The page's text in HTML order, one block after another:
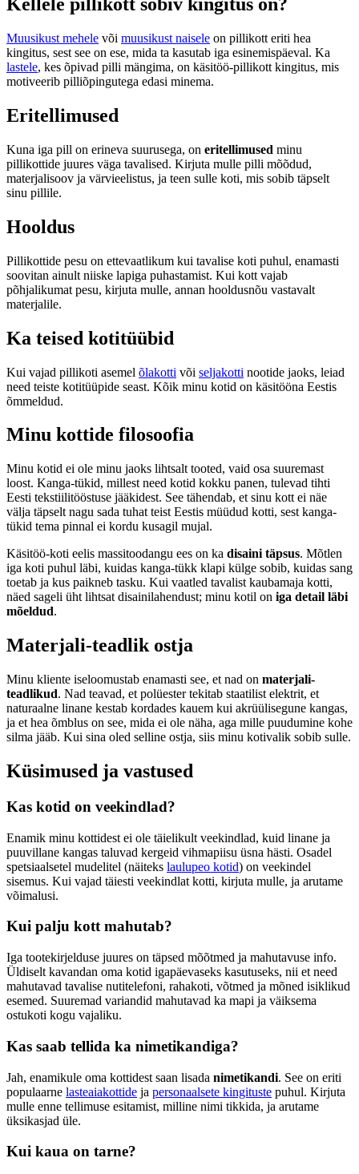
Muusikust mehele või muusikust naisele on pillikott eriti hea
kingitus, sest see on ese, mida ta kasutab iga esinemispäeval. Ka
lastele, kes õpivad pilli mängima, on käsitöö-pillikott kingitus, mis
motiveerib pilliõpingutega edasi minema.
Eritellimused
Kuna iga pill on erineva suurusega, on eritellimused minu
pillikottide juures väga tavalised. Kirjuta mulle pilli mõõdud,
materjalisoov ja värvieelistus, ja teen sulle koti, mis sobib täpselt
sinu pillile.
Hooldus
Pillikottide pesu on ettevaatlikum kui tavalise koti puhul, enamasti
soovitan ainult niiske lapiga puhastamist. Kui kott vajab
põhjalikumat pesu, kirjuta mulle, annan hooldusnõu vastavalt
materjalile.
Ka teised kotitüübid
Kui vajad pillikoti asemel õlakotti või seljakotti nootide jaoks, leiad
need teiste kotitüüpide seast. Kõik minu kotid on käsitööna Eestis
õmmeldud.
Minu kottide filosoofia
Minu kotid ei ole minu jaoks lihtsalt tooted, vaid osa suuremast
loost. Kanga-tükid, millest need kotid kokku panen, tulevad tihti
Eesti tekstiilitööstuse jääkidest. See tähendab, et sinu kott ei näe
välja täpselt nagu sada tuhat teist Eestis müüdud kotti, sest kanga-
tükid tema pinnal ei kordu kusagil mujal.
Käsitöö-koti eelis massitoodangu ees on ka disaini täpsus. Mõtlen
iga koti puhul läbi, kuidas kanga-tükk klapi külge sobib, kuidas sang
toetab ja kus paikneb tasku. Kui vaatled tavalist kaubamaja kotti,
näed sageli üht lihtsat disainilahendust; minu kotil on iga detail läbi
mõeldud.
Materjali-teadlik ostja
Minu kliente iseloomustab enamasti see, et nad on materjali-
teadlikud. Nad teavad, et polüester tekitab staatilist elektrit, et
naturaalne linane kestab kordades kauem kui akrüülisegune kangas,
ja et hea õmblus on see, mida ei ole näha, aga mille puudumine kohe
silma jääb. Kui sina oled selline ostja, siis minu kotivalik sobib sulle.
Küsimused ja vastused
Kas kotid on veekindlad?
Enamik minu kottidest ei ole täielikult veekindlad, kuid linane ja
puuvillane kangas taluvad kergeid vihmapiisu üsna hästi. Osadel
spetsiaalsetel mudelitel (näiteks laulupeo kotid) on veekindel
sisemus. Kui vajad täiesti veekindlat kotti, kirjuta mulle, ja arutame
võimalusi.
Kui palju kott mahutab?
Iga tootekirjelduse juures on täpsed mõõtmed ja mahutavuse info.
Üldiselt kavandan oma kotid igapäevaseks kasutuseks, nii et need
mahutavad tavalise nutitelefoni, rahakoti, võtmed ja mõned isiklikud
esemed. Suuremad variandid mahutavad ka mapi ja väiksema
ostukoti kogu vajaliku.
Kas saab tellida ka nimetikandiga?
Jah, enamikule oma kottidest saan lisada nimetikandi. See on eriti
populaarne lasteaiakottide ja personaalsete kingituste puhul. Kirjuta
mulle enne tellimuse esitamist, milline nimi tikkida, ja arutame
üksikasjad üle.
Kui kaua on tarne?